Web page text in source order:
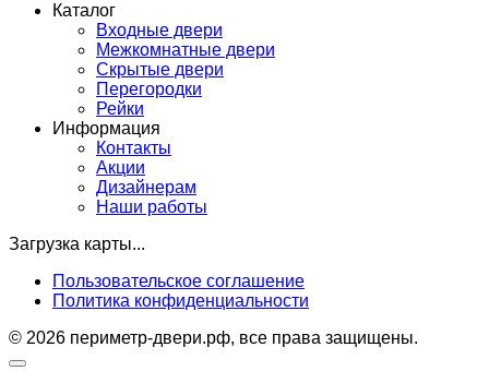
Каталог
Входные двери
Межкомнатные двери
Скрытые двери
Перегородки
Рейки
Информация
Контакты
Акции
Дизайнерам
Наши работы
Загрузка карты...
Пользовательское соглашение
Политика конфиденциальности
© 2026 периметр-двери.рф, все права защищены.